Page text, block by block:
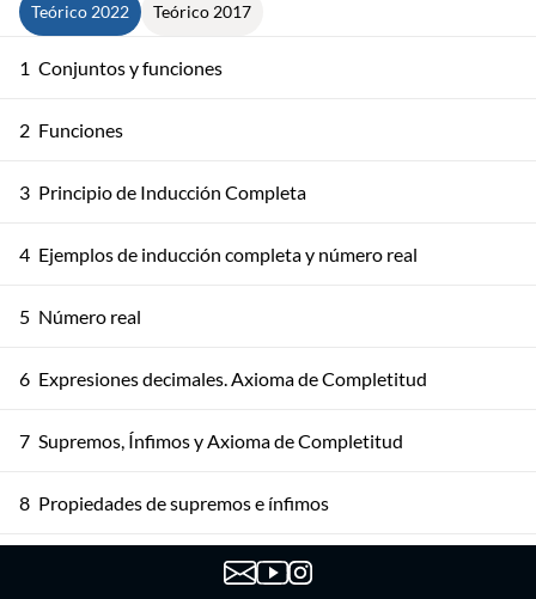
Teórico 2022 Teórico 2017
1 Conjuntos y funciones
2 Funciones
3 Principio de Inducción Completa
4 Ejemplos de inducción completa y número real
5 Número real
6 Expresiones decimales. Axioma de Completitud
7 Supremos, Ínfimos y Axioma de Completitud
8 Propiedades de supremos e ínfimos
Propiedades de ínfimos y supremos. Más consecuencias
del axioma de completitud